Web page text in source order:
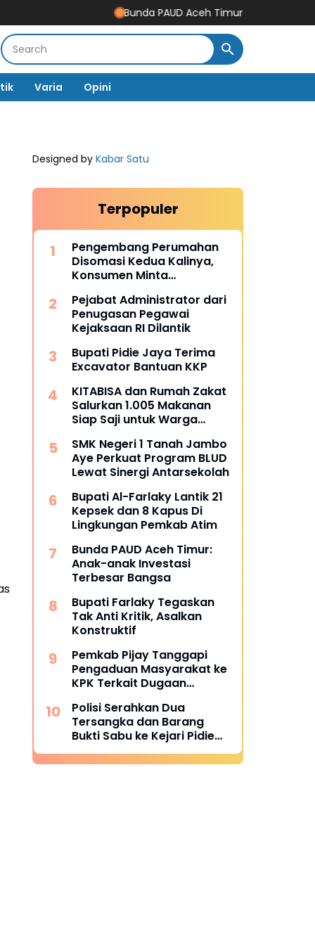
Bunda PAUD Aceh Timur Resmikan Gedung
Varia Opini
Designed by Kabar Satu
Terpopuler
Pengembang Perumahan
Disomasi Kedua Kalinya,
Konsumen Minta
Juta
Pejabat Administrator dari
Penugasan Pegawai
Kejaksaan RI Dilantik
Bupati Pidie Jaya Terima
Excavator Bantuan KKP
KITABISA dan Rumah Zakat
Salurkan 1.005 Makanan
Siap Saji untuk Warga
SMK Negeri 1 Tanah Jambo
Aye Perkuat Program BLUD
Lewat Sinergi Antarsekolah
Bupati Al-Farlaky Lantik 21
Kepsek dan 8 Kapus Di
Lingkungan Pemkab Atim
Bunda PAUD Aceh Timur:
Anak-anak Investasi
Terbesar Bangsa
Bupati Farlaky Tegaskan
Tak Anti Kritik, Asalkan
Konstruktif
Pemkab Pijay Tanggapi
Pengaduan Masyarakat ke
KPK Terkait Dugaan
Persen
Polisi Serahkan Dua
Tersangka dan Barang
Bukti Sabu ke Kejari Pidie
Jaya